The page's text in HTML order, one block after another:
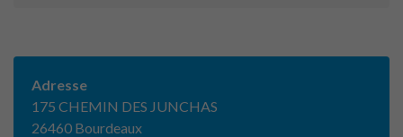
Adresse
175 CHEMIN DES JUNCHAS
26460 Bourdeaux